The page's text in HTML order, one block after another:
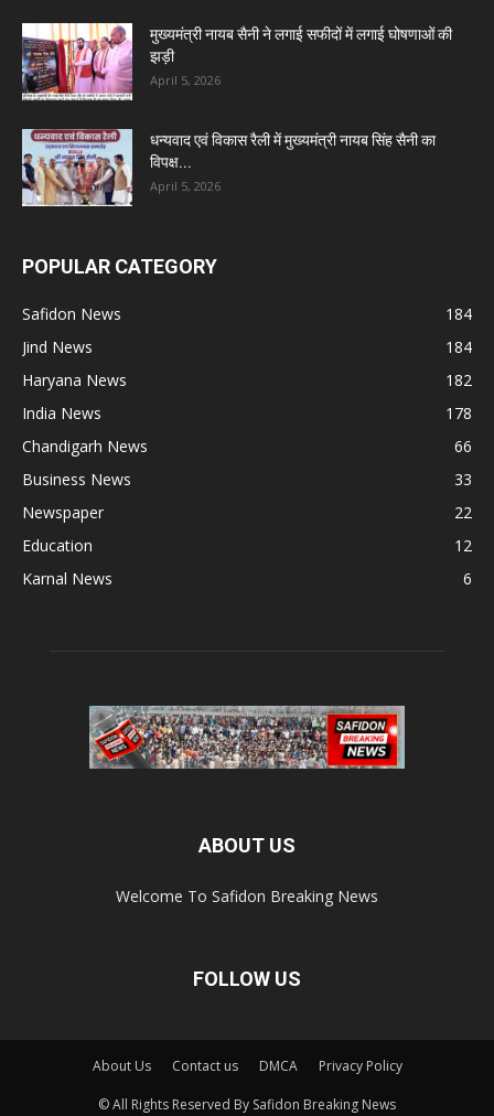
मुख्यमंत्री नायब सैनी ने लगाई सफीदों में लगाई घोषणाओं की
झड़ी
April 5, 2026
धन्यवाद एवं विकास रैली में मुख्यमंत्री नायब सिंह सैनी का
विपक्ष...
April 5, 2026
POPULAR CATEGORY
Safidon News
184
Jind News
184
Haryana News
182
India News
178
Chandigarh News
66
Business News
33
Newspaper
22
Education
12
Karnal News
6
ABOUT US
Welcome To Safidon Breaking News
FOLLOW US
About Us Contact us DMCA Privacy Policy
© All Rights Reserved By Safidon Breaking News